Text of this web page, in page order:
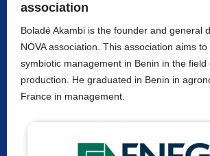
association
Boladé Akambi is the founder and general
NOVA association. This association aims
symbiotic management in Benin in the field
production. He graduated in Benin in
France in management.